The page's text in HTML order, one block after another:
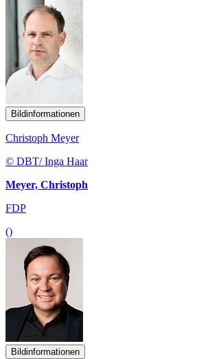
Bildinformationen
Christoph Meyer
© DBT/ Inga Haar
Meyer, Christoph
FDP
()
Bildinformationen